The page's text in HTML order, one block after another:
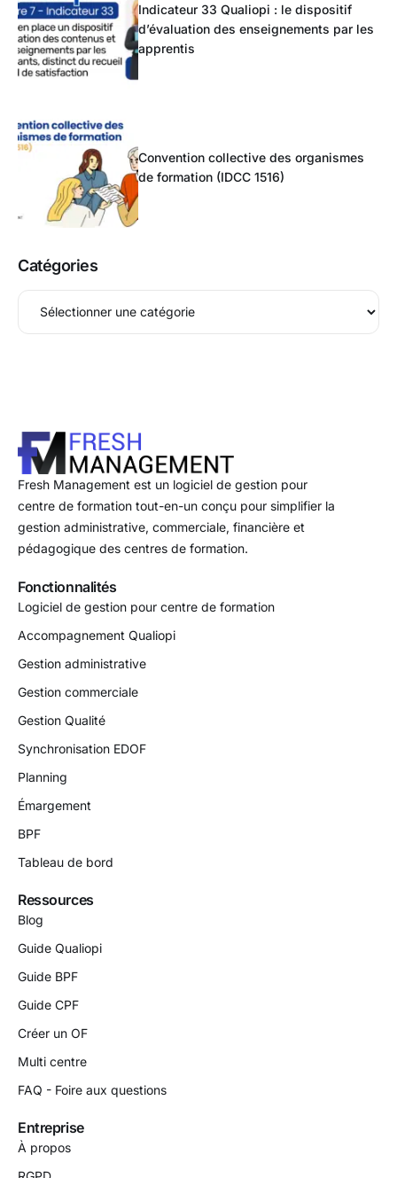
Indicateur 33 Qualiopi : le dispositif
d’évaluation des enseignements par les
apprentis
Convention collective des organismes
de formation (IDCC 1516)
Catégories
Fresh Management est un logiciel de gestion pour
centre de formation tout-en-un conçu pour simplifier la
gestion administrative, commerciale, financière et
pédagogique des centres de formation.
Fonctionnalités
Logiciel de gestion pour centre de formation
Accompagnement Qualiopi
Gestion administrative
Gestion commerciale
Gestion Qualité
Synchronisation EDOF
Planning
Émargement
BPF
Tableau de bord
Ressources
Blog
Guide Qualiopi
Guide BPF
Guide CPF
Créer un OF
Multi centre
FAQ - Foire aux questions
Entreprise
À propos